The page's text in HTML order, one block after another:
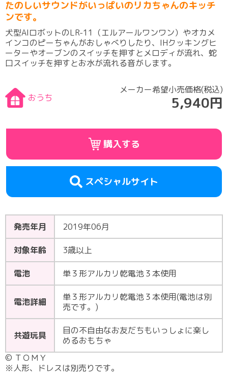
たのしいサウンドがいっぱいのリカちゃんのキッチ
ンです。
犬型AIロボットのLR-11（エルアールワンワン）やオカメ
インコのピーちゃんがおしゃべりしたり、IHクッキングヒ
ーターやオーブンのスイッチを押すとメロディが流れ、蛇
口スイッチを押すとお水が流れる音がします。
おうち
メーカー希望小売価格(税込)
5,940円
購入する
スペシャルサイト
発売年月 2019年06月
対象年齢 3歳以上
電池 単３形アルカリ乾電池３本使用
電池詳細
単３形アルカリ乾電池３本使用(電池は別
売です。)
共遊玩具
目の不自由なお友だちもいっしょに楽し
めるおもちゃ
© ＴＯＭＹ
※人形、ドレスは別売りです。